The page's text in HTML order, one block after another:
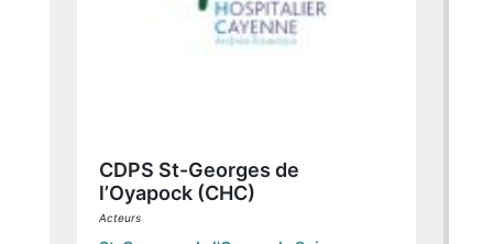
CDPS St-Georges de
l’Oyapock (CHC)
Acteurs